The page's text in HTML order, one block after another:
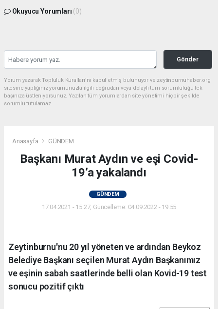
Okuyucu Yorumları (0)
Gönder
Yorum yazarak Topluluk Kuralları’nı kabul etmiş bulunuyor ve zeytinburnuhaber.org
sitesine yaptığınız yorumunuzla ilgili doğrudan veya dolaylı tüm sorumluluğu tek
başınıza üstleniyorsunuz. Yazılan tüm yorumlardan site yönetimi hiçbir şekilde
sorumlu tutulamaz.
Anasayfa GÜNDEM
Başkanı Murat Aydın ve eşi Covid-
19’a yakalandı
GÜNDEM
17.04.2021 - 15:27, Güncelleme: 04.09.2022 - 19:55
Zeytinburnu'nu 20 yıl yöneten ve ardından Beykoz
Belediye Başkanı seçilen Murat Aydın Başkanımız
ve eşinin sabah saatlerinde belli olan Kovid-19 test
sonucu pozitif çıktı